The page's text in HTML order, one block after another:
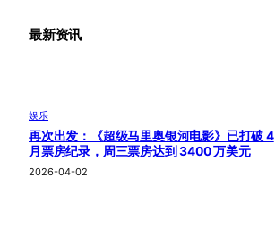
最新资讯
娱乐
再次出发：《超级马里奥银河电影》已打破 4
月票房纪录，周三票房达到 3400 万美元
2026-04-02